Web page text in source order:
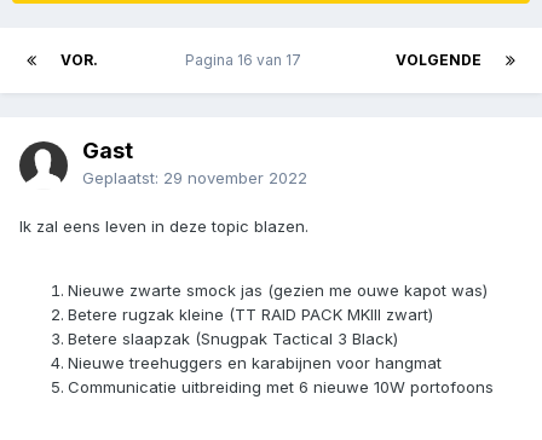
VOR. VOLGENDE
Pagina 16 van 17
Gast
Geplaatst: 29 november 2022
Ik zal eens leven in deze topic blazen.
Nieuwe zwarte smock jas (gezien me ouwe kapot was)
Betere rugzak kleine (TT RAID PACK MKIII zwart)
Betere slaapzak (Snugpak Tactical 3 Black)
Nieuwe treehuggers en karabijnen voor hangmat
Communicatie uitbreiding met 6 nieuwe 10W portofoons